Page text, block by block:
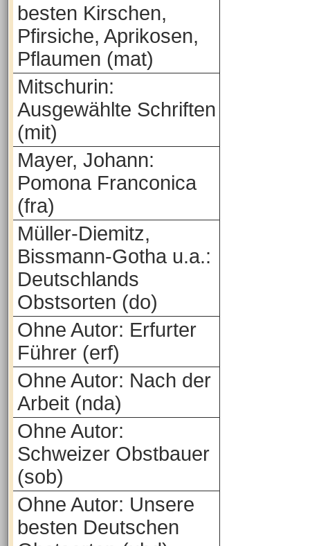
besten Kirschen,
Pfirsiche, Aprikosen,
Pflaumen (mat)
Mitschurin:
Ausgewählte Schriften
(mit)
Mayer, Johann:
Pomona Franconica
(fra)
Müller-Diemitz,
Bissmann-Gotha u.a.:
Deutschlands
Obstsorten (do)
Ohne Autor: Erfurter
Führer (erf)
Ohne Autor: Nach der
Arbeit (nda)
Ohne Autor:
Schweizer Obstbauer
(sob)
Ohne Autor: Unsere
besten Deutschen